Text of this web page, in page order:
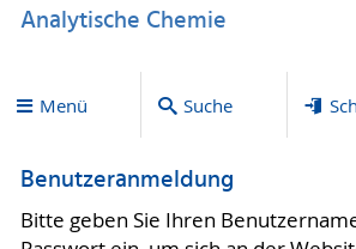
Analytische Chemie
Menü Suche
Benutzeranmeldung
Bitte geben Sie Ihren